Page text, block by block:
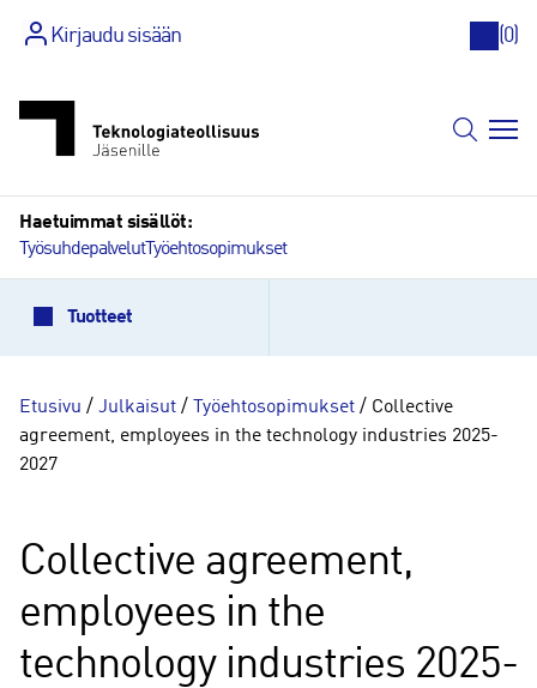
sisältöön
Kirjaudu sisään (0)
Haetuimmat sisällöt:
TyösuhdepalvelutTyöehtosopimukset
Tuotteet
Etusivu / Julkaisut / Työehtosopimukset / Collective
agreement, employees in the technology industries 2025-
2027
Collective agreement,
employees in the
technology industries 2025-